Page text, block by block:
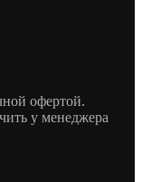
офертой.
у менеджера